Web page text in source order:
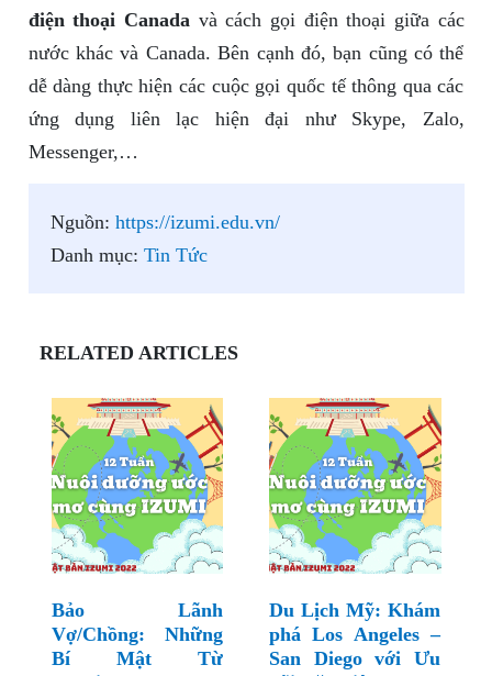
điện thoại Canadavà cách gọi điện thoại giữa các
nước khác và Canada. Bên cạnh đó, bạn cũng có thể
dễ dàng thực hiện các cuộc gọi quốc tế thông qua các
ứng dụng liên lạc hiện đại như Skype, Zalo,
Messenger,…
Nguồn: https://izumi.edu.vn/
Danh mục: Tin Tức
RELATED ARTICLES
Bảo Lãnh
Vợ/Chồng: Những
Bí Mật Từ
Du Lịch Mỹ: Khám
phá Los Angeles –
San Diego với Ưu